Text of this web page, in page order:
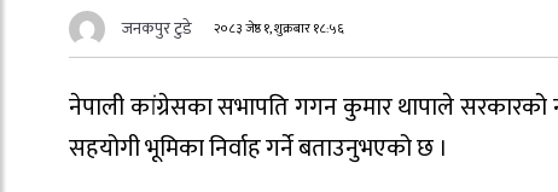
जनकपुर टुडे २०८३ जेष्ठ १, शुक्रबार १८:५६
नेपाली कांग्रेसका सभापति गगन कुमार थापाले सरकारको
सहयोगी भूमिका निर्वाह गर्ने बताउनुभएको छ ।